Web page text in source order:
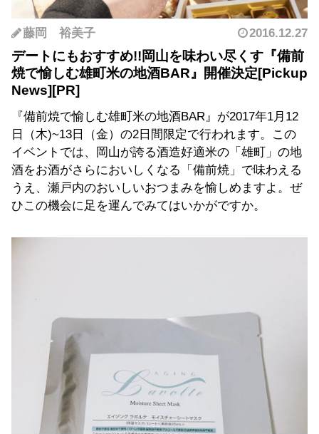
藤岡 裕美子 2016.12.27
デートにもおすすめ!!岡山を味わい尽くす『備前
焼で愉しむ雄町米の地酒BAR』開催決定
『備前焼で愉しむ雄町米の地酒BAR』が2017年1月12
日（木)~13日（金）の2日間限定で行われます。この
イベントでは、岡山が誇る酒造好適米の「雄町」の地
酒をお酒がさらにおいしくなる「備前焼」で味わえる
うえ、瀬戸内のおいしいおつまみを愉しめますよ。ぜ
ひこの機会に足を運んでみてはいかがですか。